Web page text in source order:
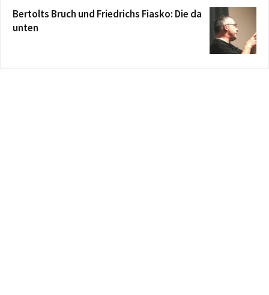
Bertolts Bruch und Friedrichs Fiasko: Die da
unten